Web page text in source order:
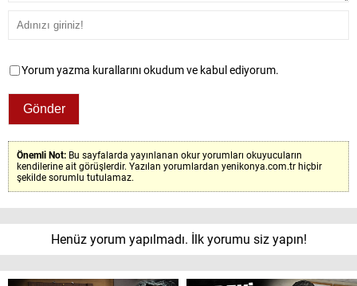
Yorum yazma kurallarını okudum ve kabul ediyorum.
Önemli Not: Bu sayfalarda yayınlanan okur yorumları okuyucuların
kendilerine ait görüşlerdir. Yazılan yorumlardan yenikonya.com.tr hiçbir
şekilde sorumlu tutulamaz.
Henüz yorum yapılmadı. İlk yorumu siz yapın!